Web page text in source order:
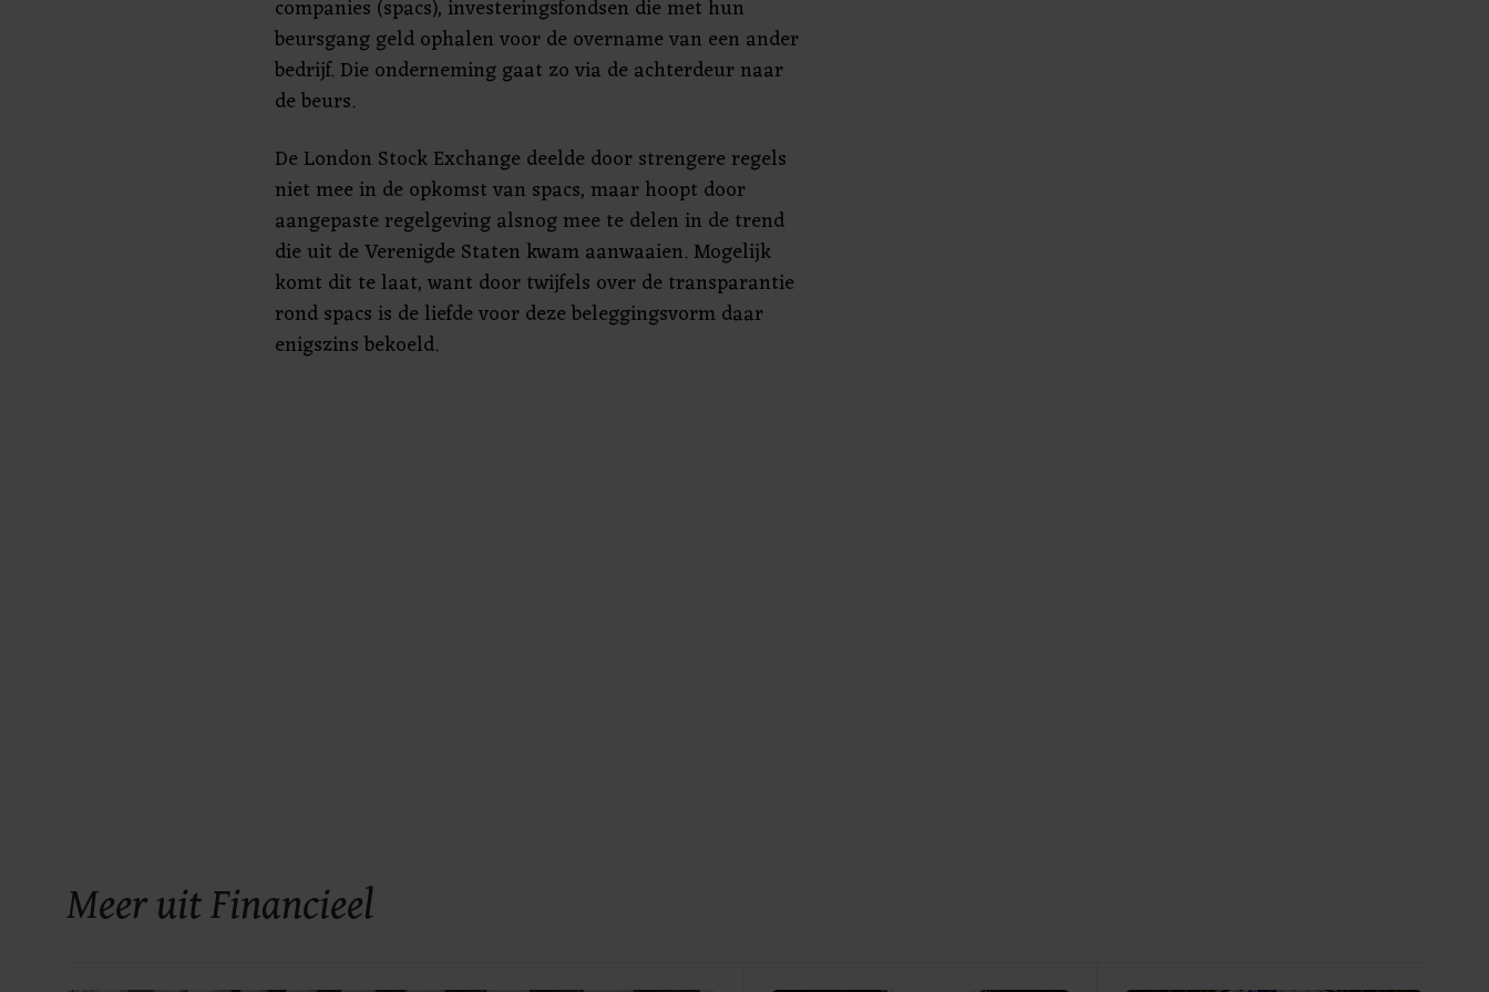
companies (spacs), investeringsfondsen die met hun
beursgang geld ophalen voor de overname van een ander
bedrijf. Die onderneming gaat zo via de achterdeur naar
de beurs.
De London Stock Exchange deelde door strengere regels
niet mee in de opkomst van spacs, maar hoopt door
aangepaste regelgeving alsnog mee te delen in de trend
die uit de Verenigde Staten kwam aanwaaien. Mogelijk
komt dit te laat, want door twijfels over de transparantie
rond spacs is de liefde voor deze beleggingsvorm daar
enigszins bekoeld.
Meer uit Financieel